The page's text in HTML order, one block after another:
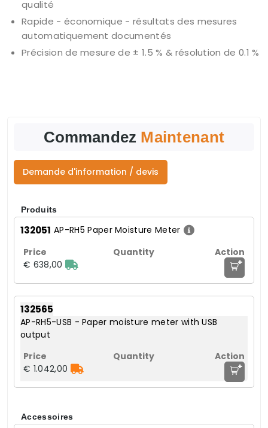
qualité
Rapide - économique - résultats des mesures
automatiquement documentés
Précision de mesure de ± 1.5 % & résolution de 0.1 %
Commandez Maintenant
Demande d'information / devis
Produits
132051 AP-RH5 Paper Moisture Meter
€ 638,00 +
132565
AP-RH5-USB - Paper moisture meter with USB
output
€ 1.042,00 +
Accessoires